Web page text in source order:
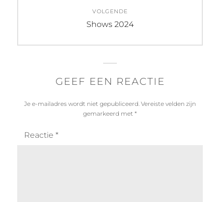
VOLGENDE
Volgend
Shows 2024
GEEF EEN REACTIE
Je e-mailadres wordt niet gepubliceerd. Vereiste velden zijn
gemarkeerd met *
Reactie *